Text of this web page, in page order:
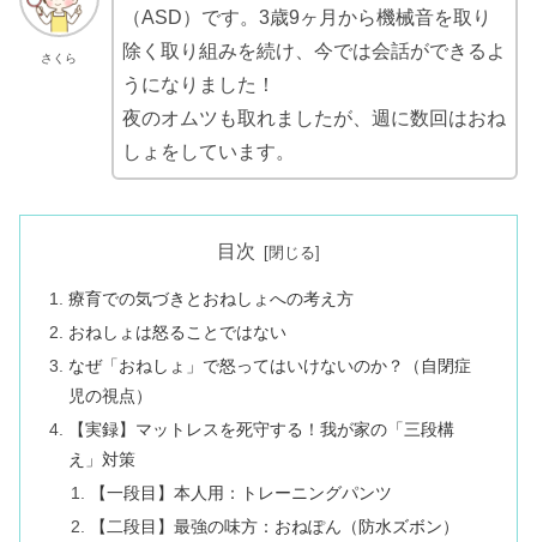
さくら
（ASD）です。3歳9ヶ月から機械音を取り
除く取り組みを続け、今では会話ができるよ
うになりました！
夜のオムツも取れましたが、週に数回はおね
しょをしています。
目次
療育での気づきとおねしょへの考え方
おねしょは怒ることではない
なぜ「おねしょ」で怒ってはいけないのか？（自閉症
児の視点）
【実録】マットレスを死守する！我が家の「三段構
え」対策
【一段目】本人用：トレーニングパンツ
【二段目】最強の味方：おねぽん（防水ズボン）